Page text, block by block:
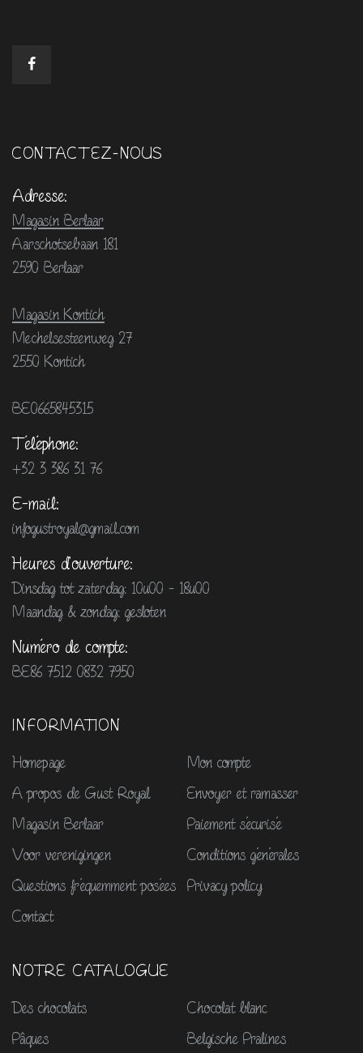
CONTACTEZ-NOUS
Adresse:
Magasin Berlaar
Aarschotsebaan 181
2590 Berlaar
Magasin Kontich
Mechelsesteenweg 27
2550 Kontich
BE0665845315
Téléphone:
+32 3 386 31 76
E-mail:
infogustroyal@gmail.com
Heures d'ouverture:
Dinsdag tot zaterdag: 10u00 - 18u00
Maandag & zondag: gesloten
Numéro de compte:
BE86 7512 0832 7950
INFORMATION
Homepage
A propos de Gust Royal
Magasin Berlaar
Voor verenigingen
Questions fréquemment posées
Contact
Mon compte
Envoyer et ramasser
Paiement sécurisé
Conditions générales
Privacy policy
NOTRE CATALOGUE
Des chocolats
Pâques
Chocolat blanc
Belgische Pralines